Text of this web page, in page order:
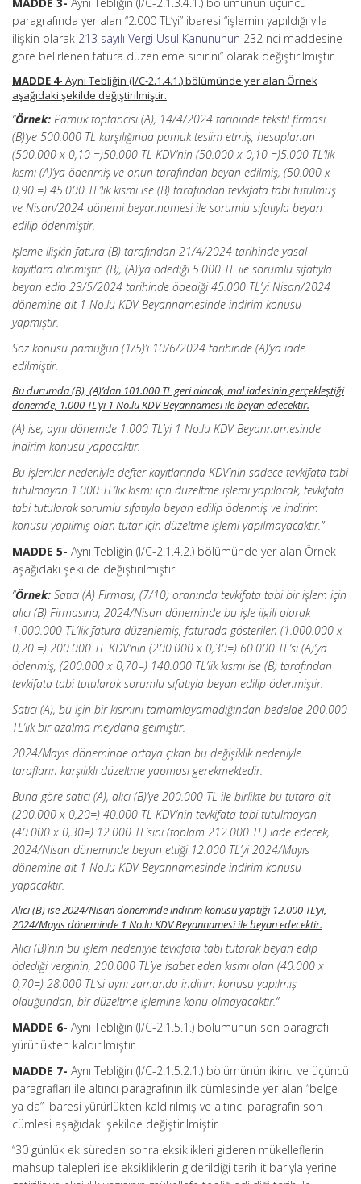
paragrafında yer alan “2.000 TL’yi” ibaresi “işlemin yapıldığı yıla
ilişkin olarak 213 sayılı Vergi Usul Kanununun 232 nci maddesine
göre belirlenen fatura düzenleme sınırını” olarak değiştirilmiştir.
MADDE 4- Aynı Tebliğin (I/C-2.1.4.1.) bölümünde yer alan Örnek
aşağıdaki şekilde değiştirilmiştir.
“Örnek: Pamuk toptancısı (A), 14/4/2024 tarihinde tekstil firması
(B)’ye 500.000 TL karşılığında pamuk teslim etmiş, hesaplanan
(500.000 x 0,10 =)50.000 TL KDV’nin (50.000 x 0,10 =)5.000 TL’lik
kısmı (A)’ya ödenmiş ve onun tarafından beyan edilmiş, (50.000 x
0,90 =) 45.000 TL’lik kısmı ise (B) tarafından tevkifata tabi tutulmuş
ve Nisan/2024 dönemi beyannamesi ile sorumlu sıfatıyla beyan
edilip ödenmiştir.
İşleme ilişkin fatura (B) tarafından 21/4/2024 tarihinde yasal
kayıtlara alınmıştır. (B), (A)’ya ödediği 5.000 TL ile sorumlu sıfatıyla
beyan edip 23/5/2024 tarihinde ödediği 45.000 TL’yi Nisan/2024
dönemine ait 1 No.lu KDV Beyannamesinde indirim konusu
yapmıştır.
Söz konusu pamuğun (1/5)’i 10/6/2024 tarihinde (A)’ya iade
edilmiştir.
Bu durumda (B), (A)’dan 101.000 TL geri alacak, mal iadesinin gerçekleştiği
dönemde, 1.000 TL’yi 1 No.lu KDV Beyannamesi ile beyan edecektir.
(A) ise, aynı dönemde 1.000 TL’yi 1 No.lu KDV Beyannamesinde
indirim konusu yapacaktır.
Bu işlemler nedeniyle defter kayıtlarında KDV’nin sadece tevkifata tabi
tutulmayan 1.000 TL’lik kısmı için düzeltme işlemi yapılacak, tevkifata
tabi tutularak sorumlu sıfatıyla beyan edilip ödenmiş ve indirim
konusu yapılmış olan tutar için düzeltme işlemi yapılmayacaktır.”
MADDE 5- Aynı Tebliğin (I/C-2.1.4.2.) bölümünde yer alan Örnek
aşağıdaki şekilde değiştirilmiştir.
“Örnek: Satıcı (A) Firması, (7/10) oranında tevkifata tabi bir işlem için
alıcı (B) Firmasına, 2024/Nisan döneminde bu işle ilgili olarak
1.000.000 TL’lik fatura düzenlemiş, faturada gösterilen (1.000.000 x
0,20 =) 200.000 TL KDV’nin (200.000 x 0,30=) 60.000 TL’si (A)’ya
ödenmiş, (200.000 x 0,70=) 140.000 TL’lik kısmı ise (B) tarafından
tevkifata tabi tutularak sorumlu sıfatıyla beyan edilip ödenmiştir.
Satıcı (A), bu işin bir kısmını tamamlayamadığından bedelde 200.000
TL’lik bir azalma meydana gelmiştir.
2024/Mayıs döneminde ortaya çıkan bu değişiklik nedeniyle
tarafların karşılıklı düzeltme yapması gerekmektedir.
Buna göre satıcı (A), alıcı (B)’ye 200.000 TL ile birlikte bu tutara ait
(200.000 x 0,20=) 40.000 TL KDV’nin tevkifata tabi tutulmayan
(40.000 x 0,30=) 12.000 TL’sini (toplam 212.000 TL) iade edecek,
2024/Nisan döneminde beyan ettiği 12.000 TL’yi 2024/Mayıs
dönemine ait 1 No.lu KDV Beyannamesinde indirim konusu
yapacaktır.
Alıcı (B) ise 2024/Nisan döneminde indirim konusu yaptığı 12.000 TL’yi,
2024/Mayıs döneminde 1 No.lu KDV Beyannamesi ile beyan edecektir.
Alıcı (B)’nin bu işlem nedeniyle tevkifata tabi tutarak beyan edip
ödediği verginin, 200.000 TL’ye isabet eden kısmı olan (40.000 x
0,70=) 28.000 TL’si aynı zamanda indirim konusu yapılmış
olduğundan, bir düzeltme işlemine konu olmayacaktır.”
MADDE 6- Aynı Tebliğin (I/C-2.1.5.1.) bölümünün son paragrafı
yürürlükten kaldırılmıştır.
MADDE 7- Aynı Tebliğin (I/C-2.1.5.2.1.) bölümünün ikinci ve üçüncü
paragrafları ile altıncı paragrafının ilk cümlesinde yer alan “belge
ya da” ibaresi yürürlükten kaldırılmış ve altıncı paragrafın son
cümlesi aşağıdaki şekilde değiştirilmiştir.
“30 günlük ek süreden sonra eksiklikleri gideren mükelleflerin
mahsup talepleri ise eksikliklerin giderildiği tarih itibarıyla yerine